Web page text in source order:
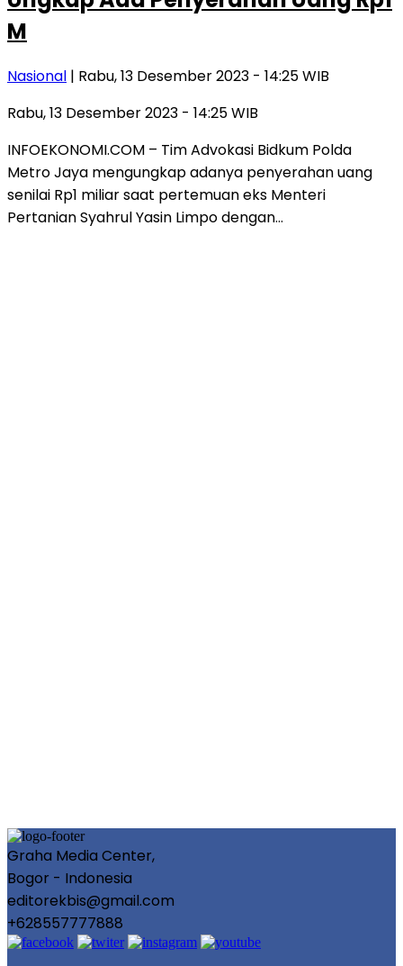
M
Nasional | Rabu, 13 Desember 2023 - 14:25 WIB
Rabu, 13 Desember 2023 - 14:25 WIB
INFOEKONOMI.COM – Tim Advokasi Bidkum Polda
Metro Jaya mengungkap adanya penyerahan uang
senilai Rp1 miliar saat pertemuan eks Menteri
Pertanian Syahrul Yasin Limpo dengan…
Graha Media Center,
Bogor - Indonesia
editorekbis@gmail.com
+628557777888